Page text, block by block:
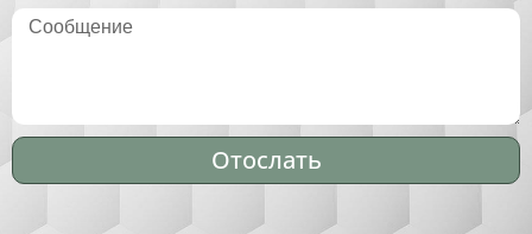
Отослать